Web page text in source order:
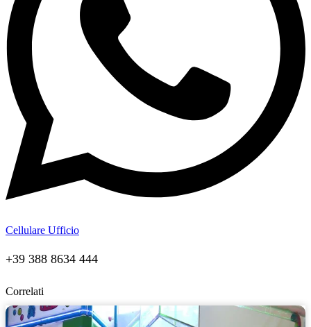
Cellulare Ufficio
+39 388 8634 444
Correlati